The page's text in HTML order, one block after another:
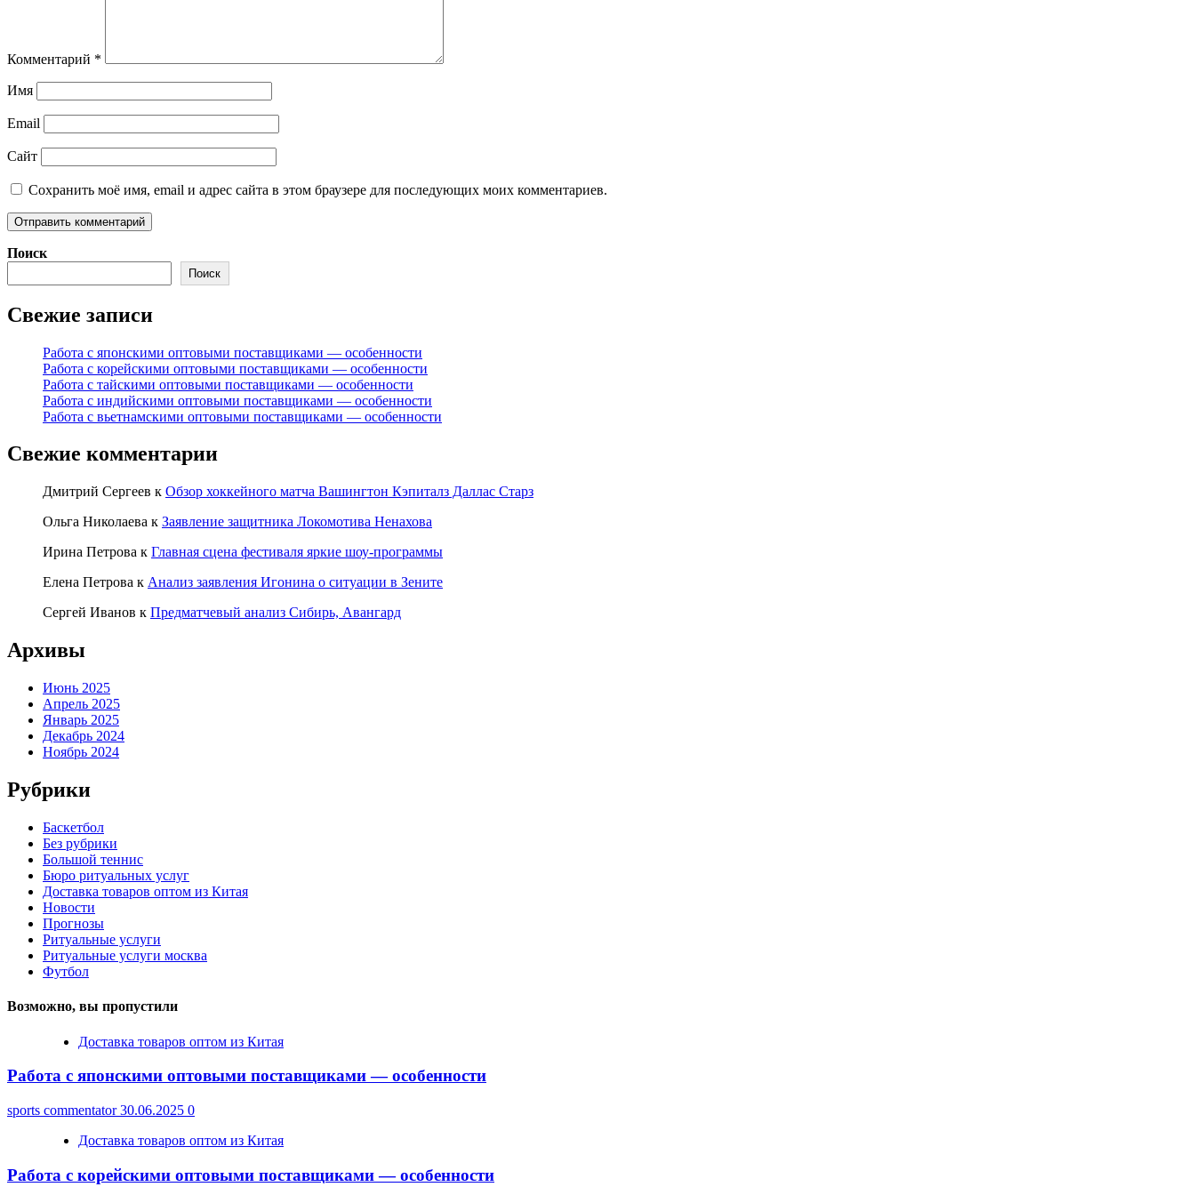
Комментарий *
Имя
Email
Сайт
Сохранить моё имя, email и адрес сайта в этом браузере для последующих моих комментариев.
Поиск
Поиск
Свежие записи
Работа с японскими оптовыми поставщиками — особенности
Работа с корейскими оптовыми поставщиками — особенности
Работа с тайскими оптовыми поставщиками — особенности
Работа с индийскими оптовыми поставщиками — особенности
Работа с вьетнамскими оптовыми поставщиками — особенности
Свежие комментарии
Дмитрий Сергеев к Обзор хоккейного матча Вашингтон Кэпиталз Даллас Старз
Ольга Николаева к Заявление защитника Локомотива Ненахова
Ирина Петрова к Главная сцена фестиваля яркие шоу-программы
Елена Петрова к Анализ заявления Игонина о ситуации в Зените
Сергей Иванов к Предматчевый анализ Сибирь, Авангард
Архивы
Июнь 2025
Апрель 2025
Январь 2025
Декабрь 2024
Ноябрь 2024
Рубрики
Баскетбол
Без рубрики
Большой теннис
Бюро ритуальных услуг
Доставка товаров оптом из Китая
Новости
Прогнозы
Ритуальные услуги
Ритуальные услуги москва
Футбол
Возможно, вы пропустили
Доставка товаров оптом из Китая
Работа с японскими оптовыми поставщиками — особенности
sports commentator30.06.2025 0
Доставка товаров оптом из Китая
Работа с корейскими оптовыми поставщиками — особенности